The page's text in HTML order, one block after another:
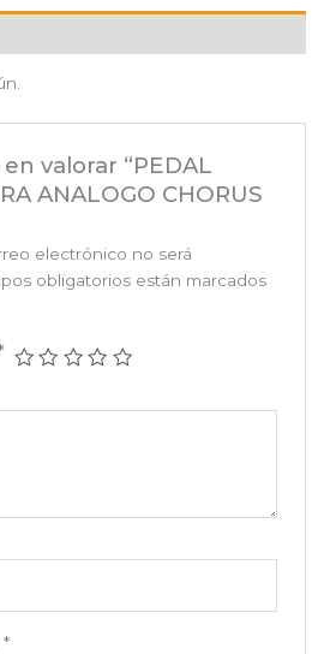
valorar “PEDAL
ANALOGO CHORUS
electrónico no será
obligatorios están marcados
*